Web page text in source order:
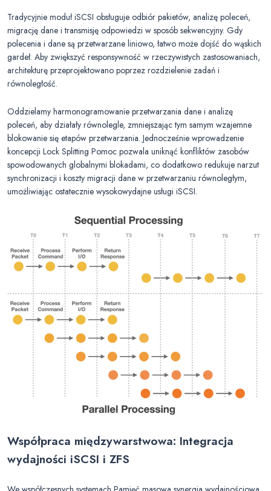
Tradycyjnie moduł iSCSI obsługuje odbiór pakietów, analizę poleceń,
migrację dane i transmisję odpowiedzi w sposób sekwencyjny. Gdy
polecenia i dane są przetwarzane liniowo, łatwo może dojść do wąskich
gardeł. Aby zwiększyć responsywność w rzeczywistych zastosowaniach,
architekturę przeprojektowano poprzez rozdzielenie zadań i
równoległość.
Oddzielamy harmonogramowanie przetwarzania dane i analizę
poleceń, aby działały równolegle, zmniejszając tym samym wzajemne
blokowanie się etapów przetwarzania. Jednocześnie wprowadzenie
koncepcji Lock Splitting Pomoc pozwala uniknąć konfliktów zasobów
spowodowanych globalnymi blokadami, co dodatkowo redukuje narzut
synchronizacji i koszty migracji dane w przetwarzaniu równoległym,
umożliwiając ostatecznie wysokowydajne usługi iSCSI.
Współpraca międzywarstwowa: Integracja
wydajności iSCSI i ZFS